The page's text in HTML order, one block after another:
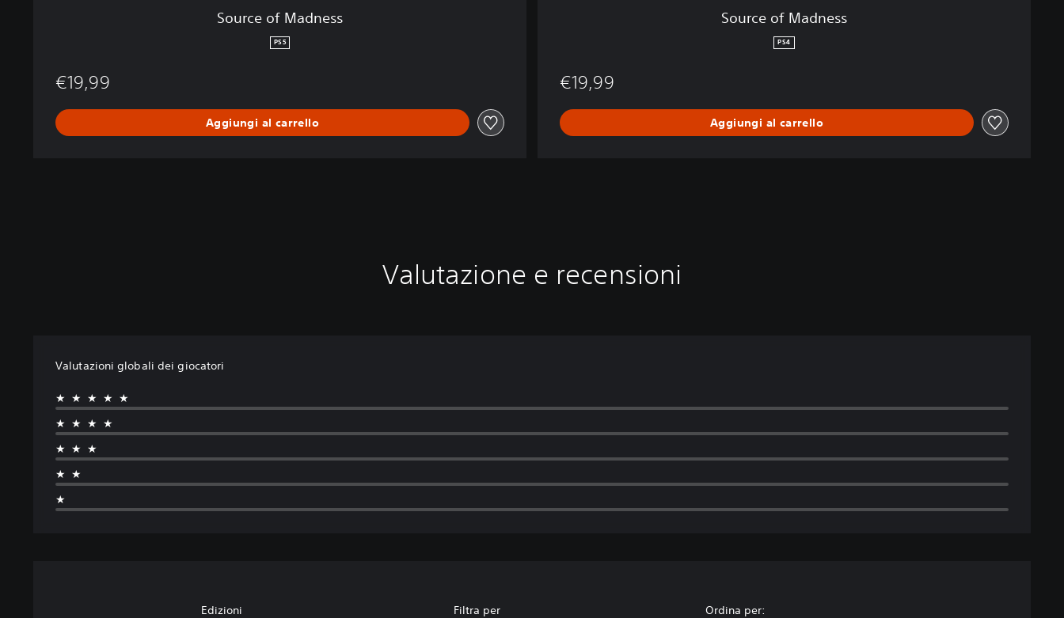
Source of Madness
PS5
€19,99
Aggiungi al carrello
Source of Madness
PS4
€19,99
Aggiungi al carrello
Valutazione e recensioni
Valutazioni globali dei giocatori
★★★★★
★★★★
★★★
★★
★
Edizioni Filtra per Ordina per: